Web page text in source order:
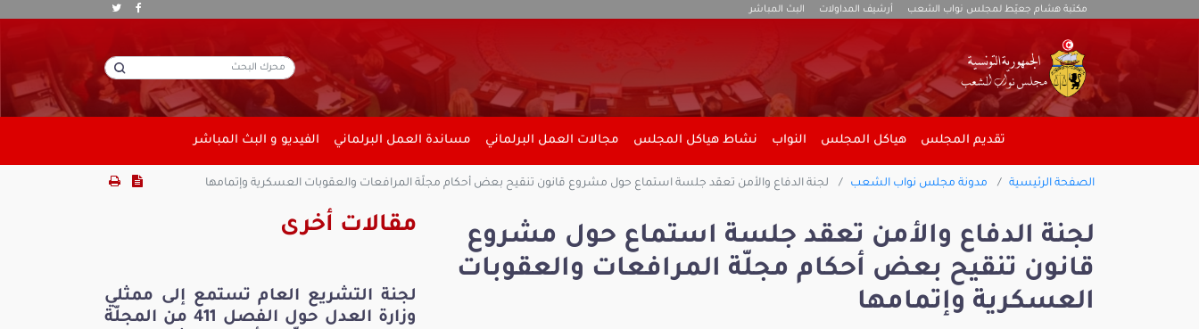
مكتبة هشام جعيّط لمجلس نواب الشعب أرشيف المداولات البث المباشر
تقديم المجلس هياكل المجلس النواب نشاط هياكل المجلس مجالات العمل البرلماني مساندة العمل البرلماني الفيديو و البث المباشر
الصفحة الرئيسية مدونة مجلس نواب الشعب لجنة الدفاع والأمن تعقد جلسة استماع حول مشروع قانون تنقيح بعض أحكام مجلّة المرافعات والعقوبات العسكرية وإتمامها
لجنة الدفاع والأمن تعقد جلسة استماع حول مشروع
قانون تنقيح بعض أحكام مجلّة المرافعات والعقوبات
العسكرية وإتمامها
مقالات أخرى
لجنة التشريع العام تستمع إلى ممثلي
وزارة العدل حول الفصل 411 من المجلّة